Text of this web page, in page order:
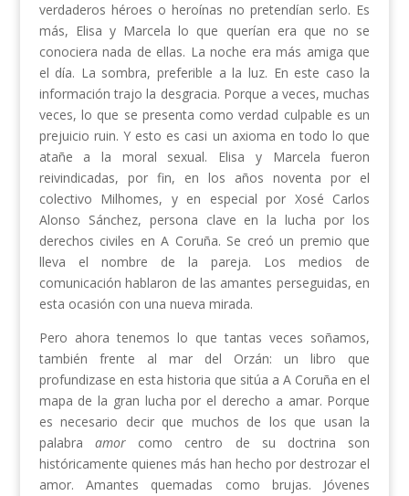
verdaderos héroes o heroínas no pretendían serlo. Es
más, Elisa y Marcela lo que querían era que no se
conociera nada de ellas. La noche era más amiga que
el día. La sombra, preferible a la luz. En este caso la
información trajo la desgracia. Porque a veces, muchas
veces, lo que se presenta como verdad culpable es un
prejuicio ruin. Y esto es casi un axioma en todo lo que
atañe a la moral sexual. Elisa y Marcela fueron
reivindicadas, por fin, en los años noventa por el
colectivo Milhomes, y en especial por Xosé Carlos
Alonso Sánchez, persona clave en la lucha por los
derechos civiles en A Coruña. Se creó un premio que
lleva el nombre de la pareja. Los medios de
comunicación hablaron de las amantes perseguidas, en
esta ocasión con una nueva mirada.
Pero ahora tenemos lo que tantas veces soñamos,
también frente al mar del Orzán: un libro que
profundizase en esta historia que sitúa a A Coruña en el
mapa de la gran lucha por el derecho a amar. Porque
es necesario decir que muchos de los que usan la
palabra amorcomo centro de su doctrina son
históricamente quienes más han hecho por destrozar el
amor. Amantes quemadas como brujas. Jóvenes